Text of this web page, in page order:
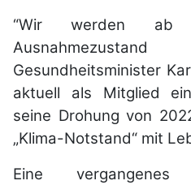
“Wir werden
Gesundheitsminister
aktuell als Mitglied
seine Drohung von
„Klima-Notstand“ mit
Eine